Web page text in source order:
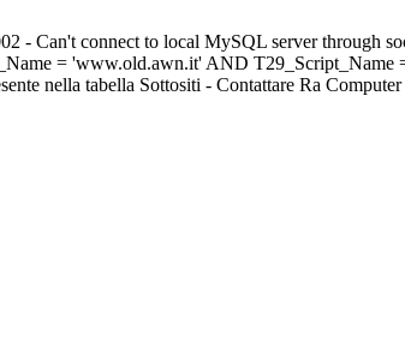
- Can't connect to local MySQL server through
= 'www.old.awn.it' AND T29_Script_Name
nella tabella Sottositi - Contattare Ra Computer